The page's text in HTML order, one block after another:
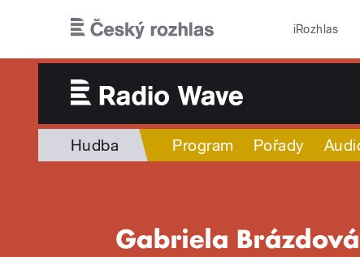
iRozhlas
Hudba Program Pořady